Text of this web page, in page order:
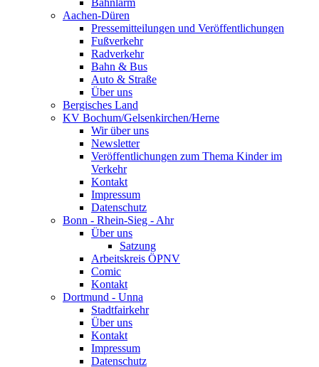
Bahnlärm
Aachen-Düren
Pressemitteilungen und Veröffentlichungen
Fußverkehr
Radverkehr
Bahn & Bus
Auto & Straße
Über uns
Bergisches Land
KV Bochum/Gelsenkirchen/Herne
Wir über uns
Newsletter
Veröffentlichungen zum Thema Kinder im
Verkehr
Kontakt
Impressum
Datenschutz
Bonn - Rhein-Sieg - Ahr
Über uns
Satzung
Arbeitskreis ÖPNV
Comic
Kontakt
Dortmund - Unna
Stadtfairkehr
Über uns
Kontakt
Impressum
Datenschutz